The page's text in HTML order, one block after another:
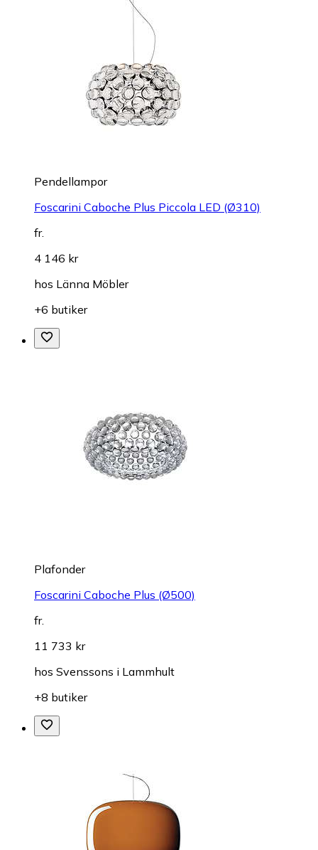
Pendellampor
Foscarini Caboche Plus Piccola LED (Ø310)
fr.
4 146 kr
hos Länna Möbler
+6 butiker
Plafonder
Foscarini Caboche Plus (Ø500)
fr.
11 733 kr
hos Svenssons i Lammhult
+8 butiker